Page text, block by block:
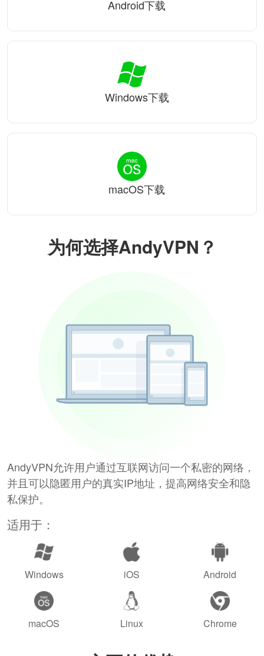
为何选择AndyVPN？
AndyVPN允许用户通过互联网访问一个私密的网络，
并且可以隐匿用户的真实IP地址，提高网络安全和隐
私保护。
适用于：
Windows iOS Android
macOS Linux Chrome
Android下载
Windows下载
macOS下载